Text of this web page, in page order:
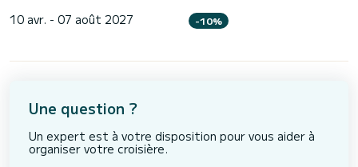
10 avr. - 07 août 2027 -10%
Une question ?
Un expert est à votre disposition pour vous aider à
organiser votre croisière.